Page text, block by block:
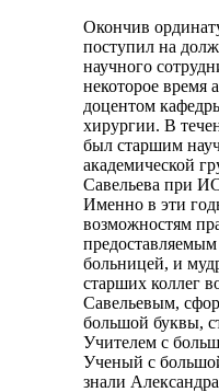
Окончив
поступил на
научного
некоторое время
доцентом
хирургии. В
был старшим
академической
Савельева при
Именно в эти
возможностям
больницей, и
старших коллег
Савельевым,
большой буквы,
Учителем с
Ученый с
знали